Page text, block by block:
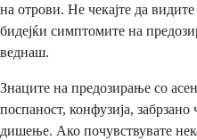
на отрови. Не чекајте да
бидејќи симптомите на
веднаш.
Знаците на предозирање со
поспаност, конфузија,
дишење. Ако почувствувате